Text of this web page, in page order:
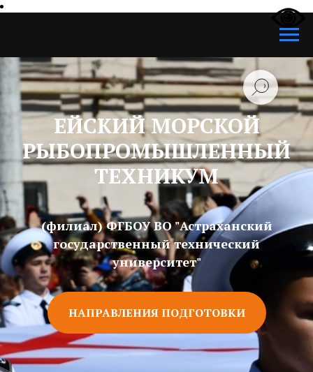
ЕЙСКИЙ МОРСКОЙ
РЫБОПРОМЫШЛЕННЫЙ
ТЕХНИКУМ
(филиал) ФГБОУ ВО "Астраханский
государственный технический
университет"
НАПРАВЛЕНИЯ ПОДГОТОВКИ